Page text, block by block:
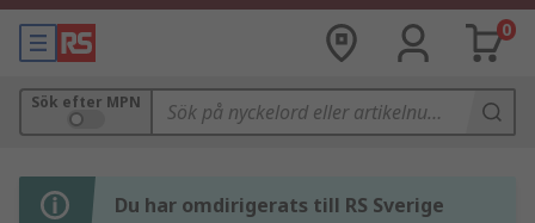
0
Sök efter MPN
Du har omdirigerats till RS Sverige